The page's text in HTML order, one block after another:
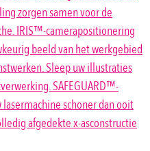
zorgen samen voor de
IRIS™-camerapositionering
beeld van het werkgebied
Sleep uw illustraties
SAFEGUARD™-
schoner dan ooit
afgedekte x-asconstructie